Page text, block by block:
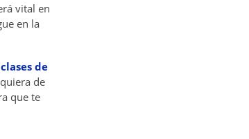
vital en
en la
clases de
de
que te